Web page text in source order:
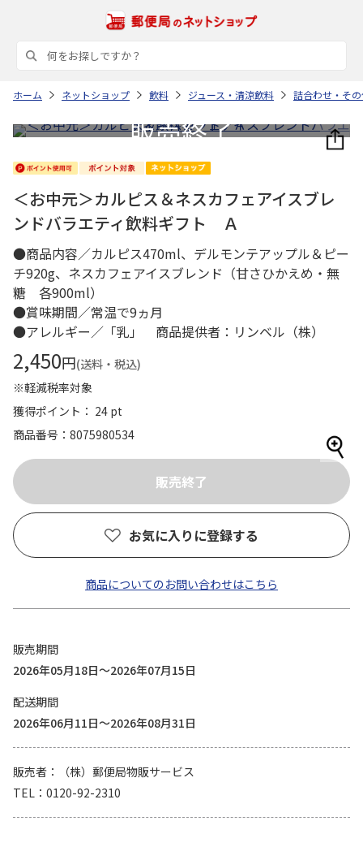
ホーム ネットショップ 飲料 ジュース・清涼飲料 詰合わせ・そ
＜お中元＞カルピス＆ネスカフェアイスブレ
ンドバラエティ飲料ギフト Ａ
●商品内容／カルピス470ml、デルモンテアップル＆ピー
チ920g、ネスカフェアイスブレンド（甘さひかえめ・無
糖 各900ml）
●賞味期間／常温で9ヵ月
●アレルギー／「乳」 商品提供者：リンベル（株）
2,450円(送料・税込)
※軽減税率対象
獲得ポイント： 24 pt
商品番号
8075980534
お気に入りに登録する
商品についてのお問い合わせはこちら
販売期間
2026年05月18日～2026年07月15日
配送期間
2026年06月11日～2026年08月31日
販売者
（株）郵便局物販サービス
TEL
0120-92-2310